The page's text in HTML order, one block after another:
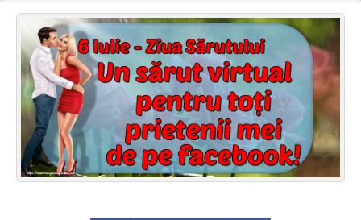
Felicitari zile saptamana
Felicitari muzicale
Felicitari muzicale personalizate
Felicitari animate
Invitatii personalizate